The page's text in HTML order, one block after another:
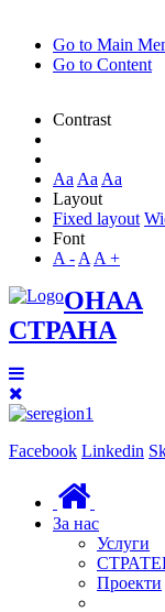
Go to Main
Go to Content
Contrast
Aa Aa Aa
Layout
Fixed layout
Font
A - A A +
Facebook Linkedin
За нас
Услуги
Проекти
ОНАА
СТРАНА